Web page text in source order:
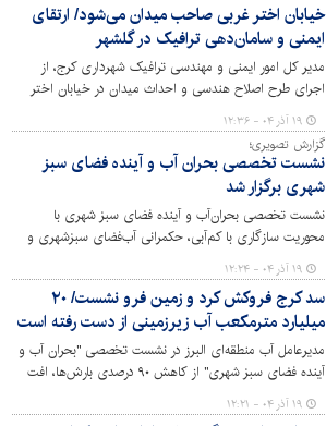
خیابان اختر غربی صاحب میدان می‌شود/ ارتقای
ایمنی و سامان‌دهی ترافیک در گلشهر
مدیر کل امور ایمنی و مهندسی ترافیک شهرداری کرج، از
اجرای طرح اصلاح هندسی و احداث میدان در خیابان اختر
غربی، واقع در محله گلشهر خبر داد.
۱۹ آذر ۰۴ - ۱۲:۳۶
گزارش تصویری؛
نشست تخصصی بحران آب و آینده فضای سبز
شهری برگزار شد
نشست تخصصی بحران‌آب و آینده فضای سبز شهری با
محوریت سازگاری با کم‌آبی، حکمرانی آب‌فضای سبزشهری و
ارتقای تاب‌آوری فضای سبز با حضور مدیران، کارشناسان و
اساتید دانشگاه به همت سازمان سیما، منظر و فضای سبز
شهری شهرداری کرج در مجتمع فرهنگی رفاهی میلاد برگزار
شد.
۱۹ آذر ۰۴ - ۱۲:۲۴
سد کرج فروکش کرد و زمین فرو نشست/ ۲۰
میلیارد مترمکعب آب زیرزمینی از دست رفته است
مدیرعامل آب منطقه‌ای البرز در نشست تخصصی "بحران آب و
آینده فضای سبز شهری" از کاهش ۹۰ درصدی بارش‌ها، افت
۳۰ سانتی‌متری در برخی نقاط استان خبر داد.
۱۹ آذر ۰۴ - ۱۲:۲۱